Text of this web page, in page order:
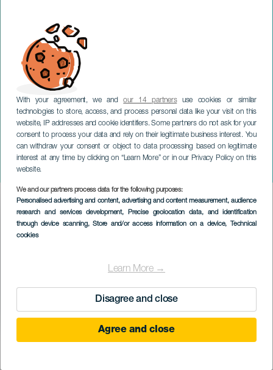
With your agreement, we andour 14 partnersuse cookies or similar
technologies to store, access, and process personal data like your visit on this
website, IP addresses and cookie identifiers. Some partners do not ask for your
consent to process your data and rely on their legitimate business interest. You
can withdraw your consent or object to data processing based on legitimate
interest at any time by clicking on “Learn More” or in our Privacy Policy on this
website.
We and our partners process data for the following purposes:
Personalised advertising and content, advertising and content measurement, audience
research and services development, Precise geolocation data, and identification
through device scanning, Store and/or access information on a device, Technical
cookies
Learn More →
Disagree and close
Agree and close
Země šílenců
GRAN CANARIA
Imagen
Listado